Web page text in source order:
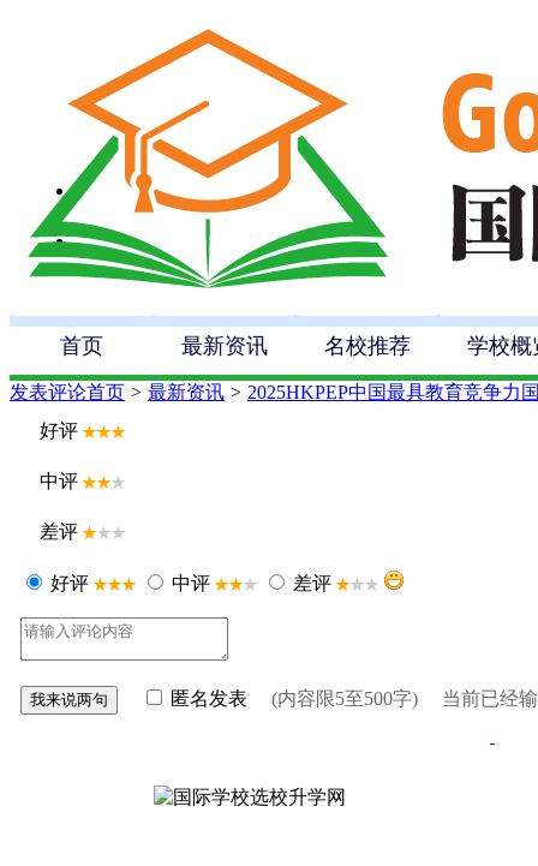
首页 最新资讯 名校推荐 学校概
发表评论首页 > 最新资讯 > 2025HKPEP中国最具教育竞争力
好评
中评
差评
好评 中评 差评
匿名发表 (内容限5至500字) 当前已经